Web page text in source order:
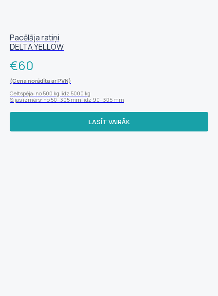
Pacēlāja ratiņi
DELTA YELLOW
€60
(Cena norādīta ar PVN)
Celtspēja: no 500 kg līdz 5000 kg
Sijas izmērs: no 50–305 mm līdz 90–305 mm
LASĪT VAIRĀK